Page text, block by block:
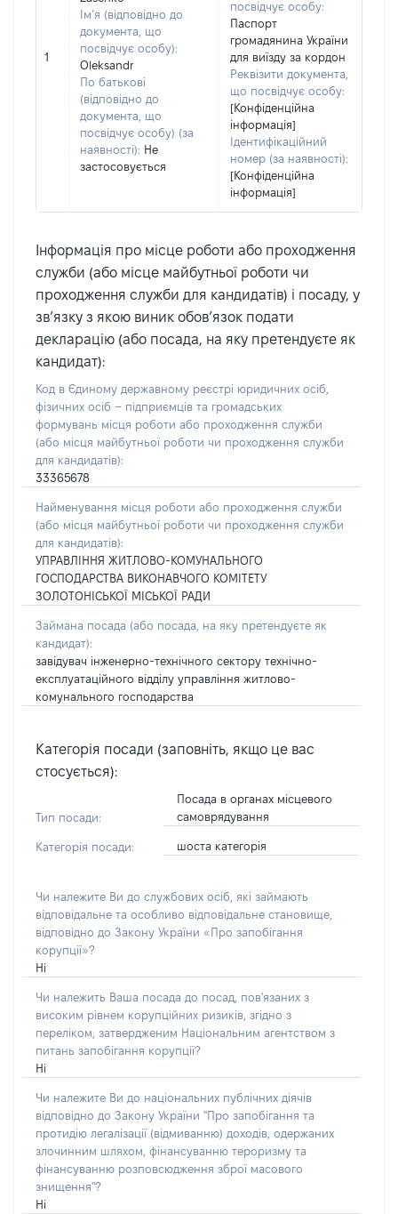
1
Ім’я (відповідно до
документа, що
посвідчує особу):
Oleksandr
По батькові
(відповідно до
документа, що
посвідчує особу) (за
наявності): Не
застосовується
посвідчує особу:
Паспорт
громадянина України
для виїзду за кордон
Реквізити документа,
що посвідчує особу:
[Конфіденційна
інформація]
Ідентифікаційний
номер (за наявності):
[Конфіденційна
інформація]
Інформація про місце роботи або проходження
служби (або місце майбутньої роботи чи
проходження служби для кандидатів) і посаду, у
зв’язку з якою виник обов’язок подати
декларацію (або посада, на яку претендуєте як
кандидат):
Код в Єдиному державному реєстрі юридичних осіб,
фізичних осіб – підприємців та громадських
формувань місця роботи або проходження служби
(або місця майбутньої роботи чи проходження служби
для кандидатів):
33365678
Найменування місця роботи або проходження служби
(або місця майбутньої роботи чи проходження служби
для кандидатів):
УПРАВЛІННЯ ЖИТЛОВО-КОМУНАЛЬНОГО
ГОСПОДАРСТВА ВИКОНАВЧОГО КОМІТЕТУ
ЗОЛОТОНІСЬКОЇ МІСЬКОЇ РАДИ
Займана посада (або посада, на яку претендуєте як
кандидат):
завідувач інженерно-технічного сектору технічно-
експлуатаційного відділу управління житлово-
комунального господарства
Категорія посади (заповніть, якщо це вас
стосується):
Тип посади:
Посада в органах місцевого
самоврядування
Категорія посади: шоста категорія
Чи належите Ви до службових осіб, які займають
відповідальне та особливо відповідальне становище,
відповідно до Закону України «Про запобігання
корупції»?
Ні
Чи належить Ваша посада до посад, пов'язаних з
високим рівнем корупційних ризиків, згідно з
переліком, затвердженим Національним агентством з
питань запобігання корупції?
Ні
Чи належите Ви до національних публічних діячів
відповідно до Закону України "Про запобігання та
протидію легалізації (відмиванню) доходів, одержаних
злочинним шляхом, фінансуванню тероризму та
фінансуванню розповсюдження зброї масового
знищення"?
Ні